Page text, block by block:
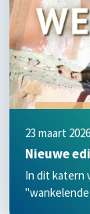
23 maart 2026
Nieuwe
In dit katern